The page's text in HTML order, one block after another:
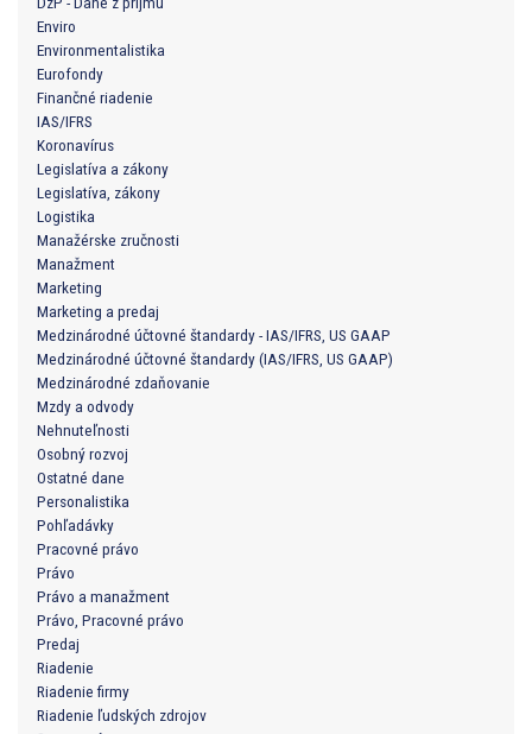
Enviro
Environmentalistika
Eurofondy
Finančné riadenie
IAS/IFRS
Koronavírus
Legislatíva a zákony
Legislatíva, zákony
Logistika
Manažérske zručnosti
Manažment
Marketing
Marketing a predaj
Medzinárodné účtovné štandardy - IAS/IFRS, US GAAP
Medzinárodné účtovné štandardy (IAS/IFRS, US GAAP)
Medzinárodné zdaňovanie
Mzdy a odvody
Nehnuteľnosti
Osobný rozvoj
Ostatné dane
Personalistika
Pohľadávky
Pracovné právo
Právo
Právo a manažment
Právo, Pracovné právo
Predaj
Riadenie
Riadenie firmy
Riadenie ľudských zdrojov